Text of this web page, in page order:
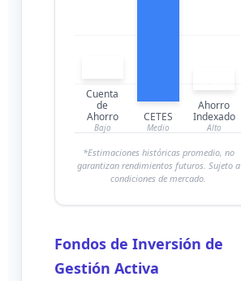
Cuenta
de
Ahorro
Bajo
CETES
Medio
Ahorro
Indexado
Alto
*Estimaciones históricas promedio, no
garantizan rendimientos futuros. Sujeto a
condiciones de mercado.
Fondos de Inversión de
Gestión Activa